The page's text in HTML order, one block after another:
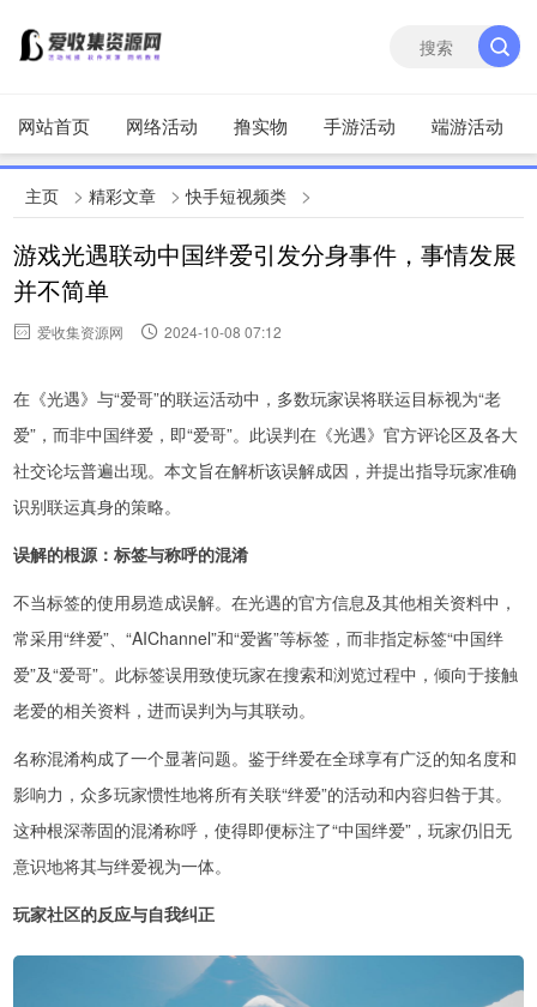
网站首页 网络活动 撸实物 手游活动 端游活动
主页 >精彩文章 >快手短视频类 >
游戏光遇联动中国绊爱引发分身事件，事情发展
并不简单
爱收集资源网 2024-10-08 07:12
在《光遇》与“爱哥”的联运活动中，多数玩家误将联运目标视为“老
爱”，而非中国绊爱，即“爱哥”。此误判在《光遇》官方评论区及各大
社交论坛普遍出现。本文旨在解析该误解成因，并提出指导玩家准确
识别联运真身的策略。
误解的根源：标签与称呼的混淆
不当标签的使用易造成误解。在光遇的官方信息及其他相关资料中，
常采用“绊爱”、“AIChannel”和“爱酱”等标签，而非指定标签“中国绊
爱”及“爱哥”。此标签误用致使玩家在搜索和浏览过程中，倾向于接触
老爱的相关资料，进而误判为与其联动。
名称混淆构成了一个显著问题。鉴于绊爱在全球享有广泛的知名度和
影响力，众多玩家惯性地将所有关联“绊爱”的活动和内容归咎于其。
这种根深蒂固的混淆称呼，使得即便标注了“中国绊爱”，玩家仍旧无
意识地将其与绊爱视为一体。
玩家社区的反应与自我纠正